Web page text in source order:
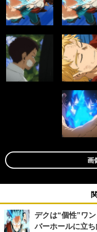
画
デクは“個性”ワ
バーホールに立